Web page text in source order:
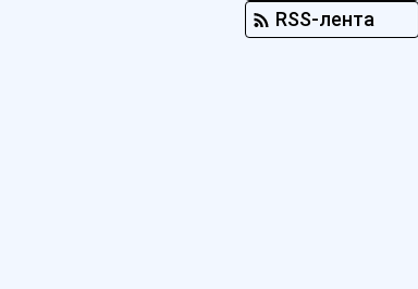
RSS-лента